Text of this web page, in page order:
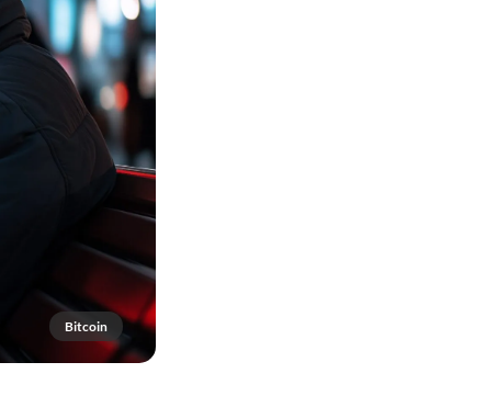
Bitcoin